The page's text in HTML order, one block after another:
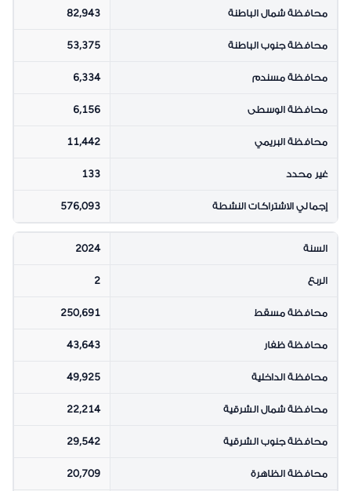
محافظة شمال الباطنة 82,943
محافظة جنوب الباطنة 53,375
محافظة مسندم 6,334
محافظة الوسطى 6,156
محافظة البريمي 11,442
غير محدد 133
إجمالي الاشتراكات النشطة 576,093
السنة 2024
الربع 2
محافظة مسقط 250,691
محافظة ظفار 43,643
محافظة الداخلية 49,925
محافظة شمال الشرقية 22,214
محافظة جنوب الشرقية 29,542
محافظة الظاهرة 20,709